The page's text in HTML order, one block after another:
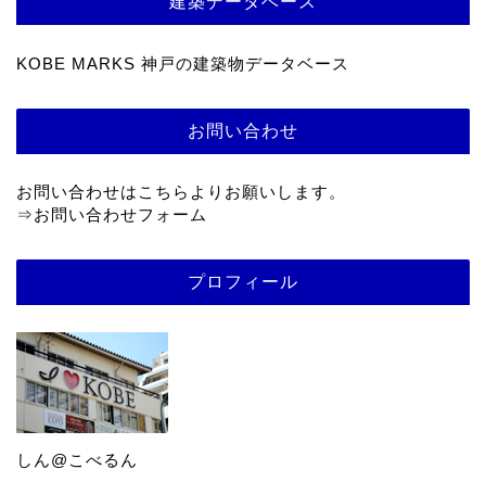
KOBE MARKS 神戸の建築物データベース
お問い合わせ
お問い合わせはこちらよりお願いします。
⇒お問い合わせフォーム
プロフィール
しん@こべるん